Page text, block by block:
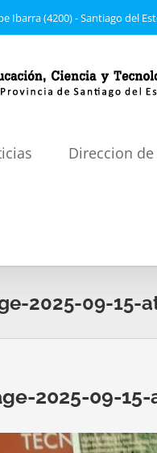
Ibarra (4200) - Santiago del
Direccion
2025-09-15-
2025-09-15-